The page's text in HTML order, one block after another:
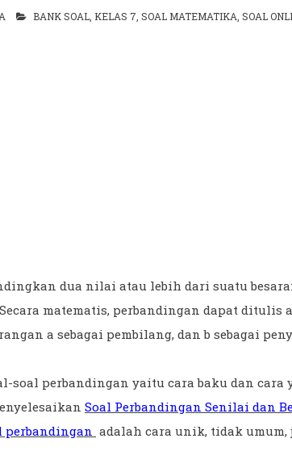
BANK SOAL, KELAS 7 SOAL MATEMATIKA SOAL
dua nilai atau lebih dari suatu
matematis, perbandingan dapat ditulis
a sebagai pembilang, dan b sebagai
soal perbandingan yaitu cara baku dan cara
Soal Perbandingan Senilai dan
perbandingan adalah cara unik, tidak